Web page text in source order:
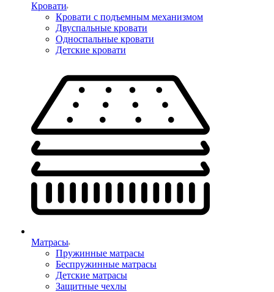
Кровати
Кровати с подъемным механизмом
Двуспальные кровати
Односпальные кровати
Детские кровати
Матрасы
Пружинные матрасы
Беспружинные матрасы
Детские матрасы
Защитные чехлы